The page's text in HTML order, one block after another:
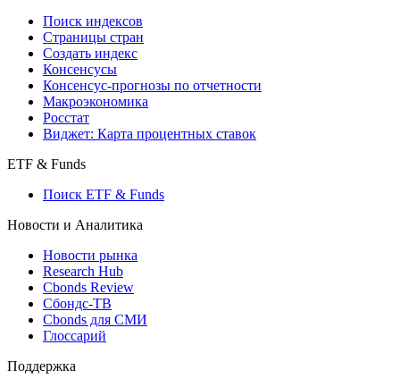
Поиск индексов
Страницы стран
Создать индекс
Консенсусы
Консенсус-прогнозы по отчетности
Макроэкономика
Росстат
Виджет: Карта процентных ставок
ETF & Funds
Поиск ETF & Funds
Новости и Аналитика
Новости рынка
Research Hub
Cbonds Review
Сбондс-ТВ
Cbonds для СМИ
Глоссарий
Поддержка